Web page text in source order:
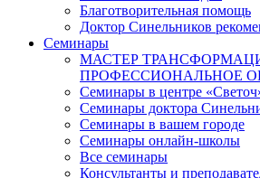
Благотворительная помощь
Доктор Синельников
Семинары
МАСТЕР
ПРОФЕССИОНАЛЬНОЕ
Семинары в центре
Семинары доктора
Семинары в вашем городе
Семинары онлайн-школы
Все семинары
Консультанты и